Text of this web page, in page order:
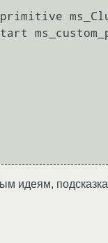
идеям,